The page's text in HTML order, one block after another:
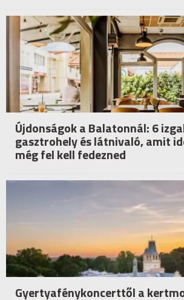
Újdonságok a Balatonnál: 6
gasztrohely és látnivaló, amit
még fel kell fedezned
Gyertyafénykoncerttől a